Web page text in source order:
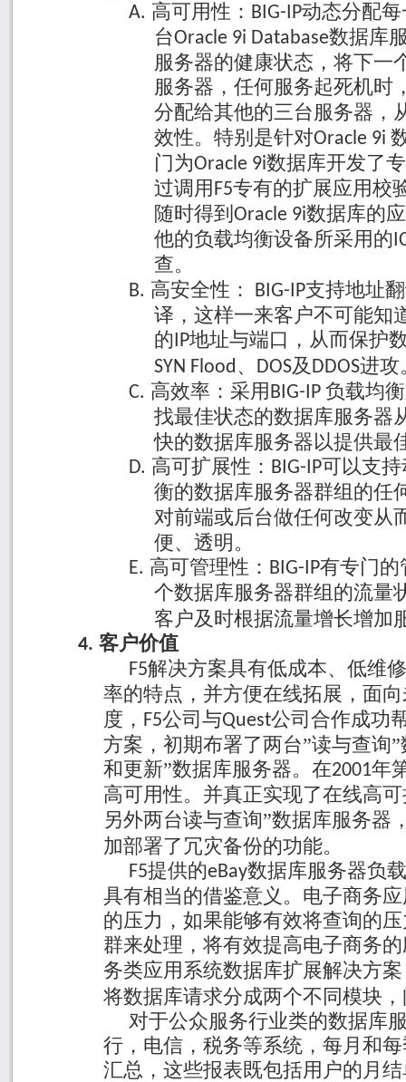
A. 高可用性： BIG-IP动态分配
台Oracle 9i Database数据库
服务器的健康状态，将下一
服务器，任何服务起死机时
分配给其他的三台服务器，
效性。特别是针对Oracle 9i
门为Oracle 9i数据库开发了
过调用 F5专有的扩展应用校
随时得到 Oracle 9i数据库的
他的负载均衡设备所采用的
查。
B. 高安全性： BIG-IP支持地址
译，这样一来客户不可能知
的 IP地址与端口，从而保护
SYN Flood 、 DOS及 DDOS进攻
C. 高效率：采用 BIG-IP 负载均
找最佳状态的数据库服务器
快的数据库服务器以提供最
D. 高可扩展性： BIG-IP可以支
衡的数据库服务器群组的任
对前端或后台做任何改变从
便、透明。
E. 高可管理性： BIG-IP有专门的
个数据库服务器群组的流量
客户及时根据流量增长增加
4. 客户价值
F5解决方案具有低成本、低维
率的特点，并方便在线拓展，面
度， F5公司与Quest公司合作成功
方案，初期布署了两台”读与查询
和更新”数据库服务器。在2001年
高可用性。并真正实现了在线高
另外两台读与查询”数据库服务器
加部署了冗灾备份的功能。
F5提供的eBay数据库服务器负
具有相当的借鉴意义。电子商务
的压力，如果能够有效将查询的
群来处理，将有效提高电子商务
务类应用系统数据库扩展解决方
将数据库请求分成两个不同模块
对于公众服务行业类的数据库
行，电信，税务等系统，每月和
汇总，这些报表既包括用户的月